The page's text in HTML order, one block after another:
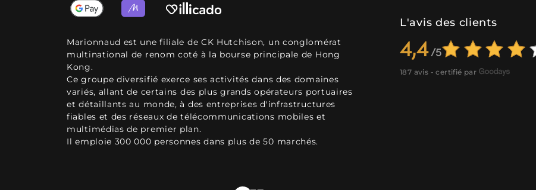
Marionnaud est une filiale de CK Hutchison, un conglomérat
multinational de renom coté à la bourse principale de Hong
Kong.
Ce groupe diversifié exerce ses activités dans des domaines
variés, allant de certains des plus grands opérateurs portuaires
et détaillants au monde, à des entreprises d'infrastructures
fiables et des réseaux de télécommunications mobiles et
multimédias de premier plan.
Il emploie 300 000 personnes dans plus de 50 marchés.
L'avis des clients
4,4
187 avis - certifié par